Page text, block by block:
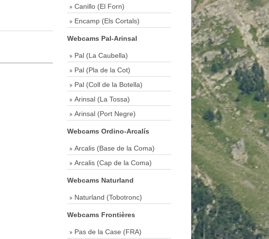
Canillo (El Forn)
Encamp (Els Cortals)
Webcams Pal-Arinsal
Pal (La Caubella)
Pal (Pla de la Cot)
Pal (Coll de la Botella)
Arinsal (La Tossa)
Arinsal (Port Negre)
Webcams Ordino-Arcalís
Arcalis (Base de la Coma)
Arcalis (Cap de la Coma)
Webcams Naturland
Naturland (Tobotronc)
Webcams Frontières
Pas de la Case (FRA)